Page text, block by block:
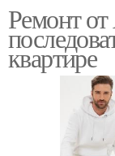
Ремонт
квартире